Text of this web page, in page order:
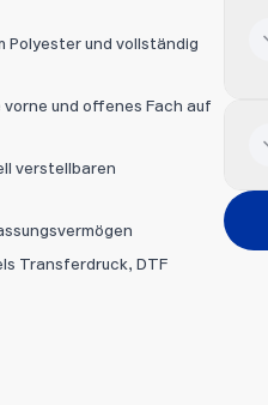
und vollständig
und offenes Fach auf
verstellbaren
Transferdruck, DTF